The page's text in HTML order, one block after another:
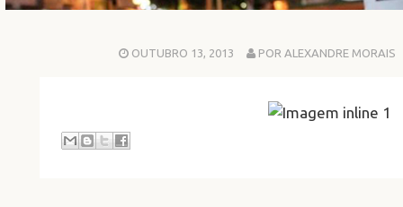
OUTUBRO 13, 2013 POR ALEXANDRE MORAIS